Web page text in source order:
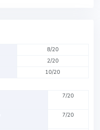
8/20
2/20
10/20
7/20
7/20